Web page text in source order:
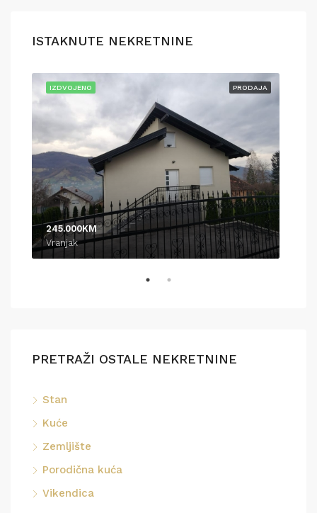
ISTAKNUTE NEKRETNINE
PRODAJA
IZDVOJENO
245.000KM
Vranjak
PRETRAŽI OSTALE NEKRETNINE
Stan
Kuće
Zemljište
Porodična kuća
Vikendica